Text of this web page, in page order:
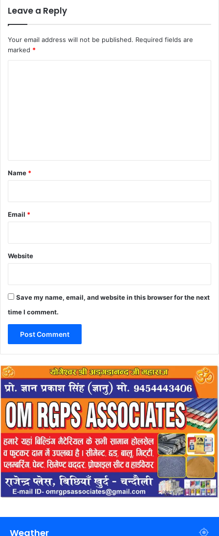
Leave a Reply
Your email address will not be published. Required fields are
marked *
*
Name *
Email *
Website
Save my name, email, and website in this browser for the next
time I comment.
Weather